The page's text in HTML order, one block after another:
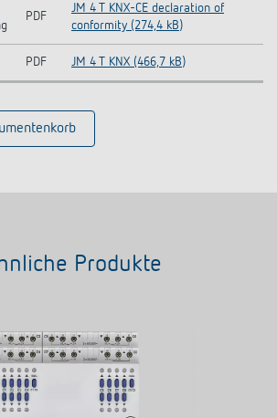
PDF
JM 4 T KNX-CE declaration of
conformity (274,4 kB)
PDF JM 4 T KNX (466,7 kB)
Produkte